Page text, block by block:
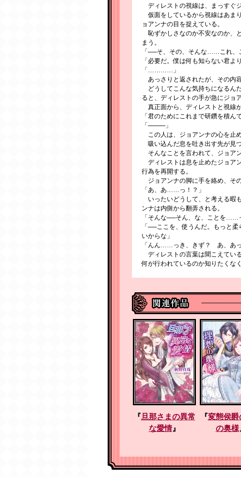
ディレストの視線は、まっすぐ
仮面をしているから視線はあま
ョアンナの目を捉えている。
恥ずかしさなのか不安なのか、
まう。
「──そ、その、そんな……これ、
「必要だ。僕は何も知らない君よ
「…………」
あっさりと返されたが、その内
どうしてこんな気持ちになるん
ると、ディレストの手が急にジョ
真正面から、ディレストと視線が
「君のためにこれまで研鑽を積ん
「────」
この人は、ジョアンナの心を止
吸い込んだ息を吐き出す先が見
そんなことを言われて、ジョア
ディレストは息を止めたジョア
行為を再開する。
ジョアンナの脚に手を絡め、そ
「あ、あ……っ！？」
いったいどうして、と考える暇
ンナは内側から翻弄される。
「そんな──そん、な、ことを……
「──ここを、使うんだ。もっと
いからな」
「んん……っき、きず？ あ、あっ
ディレストの言葉は聞こえてい
何が行われているのか知りたくな
『旦那さまの異常
な愛情』
『変態侯爵
の奥様